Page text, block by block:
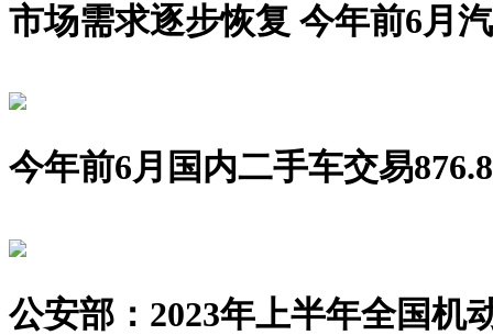
市场需求逐步恢复 今年前6月
今年前6月国内二手车交易
公安部：2023年上半年全国机